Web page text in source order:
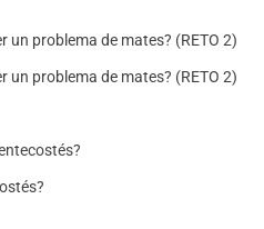
un problema de mates? (RETO 2)
un problema de mates? (RETO 2)